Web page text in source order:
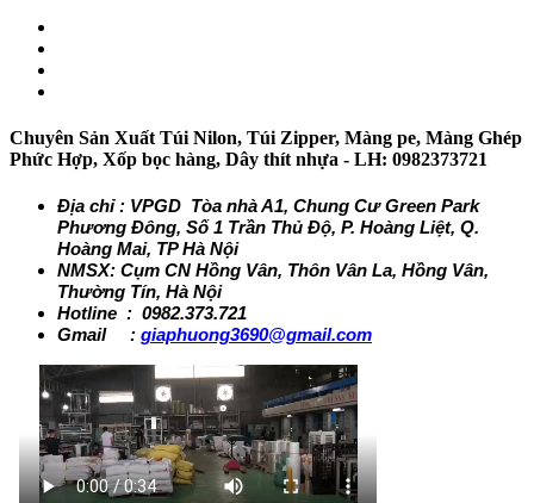
Chuyên Sản Xuất Túi Nilon, Túi Zipper, Màng pe, Màng Ghép
Phức Hợp, Xốp bọc hàng, Dây thít nhựa - LH: 0982373721
Địa chỉ : VPGD Tòa nhà A1, Chung Cư Green Park
Phương Đông, Số 1 Trần Thủ Độ, P. Hoàng Liệt, Q.
Hoàng Mai, TP Hà Nội
NMSX: Cụm CN Hồng Vân, Thôn Vân La, Hồng Vân,
Thường Tín, Hà Nội
Hotline : 0982.373.721
Gmail : giaphuong3690@gmail.com